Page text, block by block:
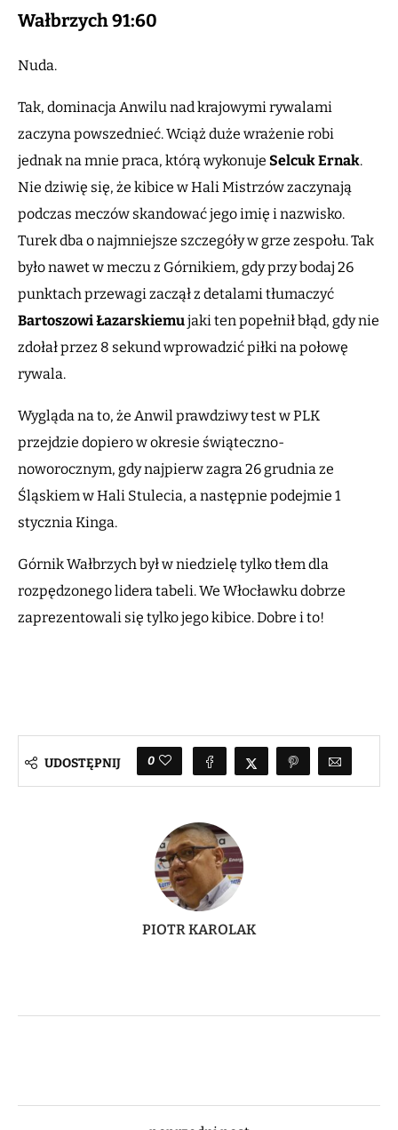
Wałbrzych 91:60
Nuda.
Tak, dominacja Anwilu nad krajowymi rywalami
zaczyna powszednieć. Wciąż duże wrażenie robi
jednak na mnie praca, którą wykonuje Selcuk Ernak.
Nie dziwię się, że kibice w Hali Mistrzów zaczynają
podczas meczów skandować jego imię i nazwisko.
Turek dba o najmniejsze szczegóły w grze zespołu. Tak
było nawet w meczu z Górnikiem, gdy przy bodaj 26
punktach przewagi zaczął z detalami tłumaczyć
Bartoszowi Łazarskiemujaki ten popełnił błąd, gdy nie
zdołał przez 8 sekund wprowadzić piłki na połowę
rywala.
Wygląda na to, że Anwil prawdziwy test w PLK
przejdzie dopiero w okresie świąteczno-
noworocznym, gdy najpierw zagra 26 grudnia ze
Śląskiem w Hali Stulecia, a następnie podejmie 1
stycznia Kinga.
Górnik Wałbrzych był w niedzielę tylko tłem dla
rozpędzonego lidera tabeli. We Włocławku dobrze
zaprezentowali się tylko jego kibice. Dobre i to!
UDOSTĘPNIJ 0
PIOTR KAROLAK